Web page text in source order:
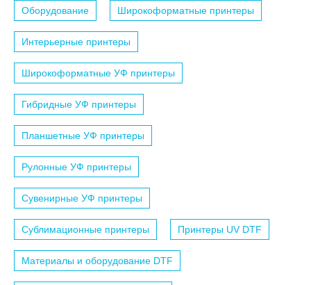
Оборудование Широкоформатные принтеры
Интерьерные принтеры
Широкоформатные УФ принтеры
Гибридные УФ принтеры
Планшетные УФ принтеры
Рулонные УФ принтеры
Сувенирные УФ принтеры
Сублимационные принтеры Принтеры UV DTF
Материалы и оборудование DTF